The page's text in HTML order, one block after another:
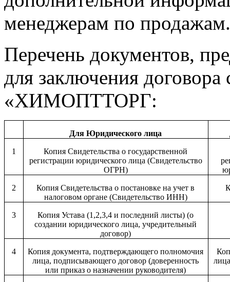
менеджерам по продажам.
Перечень документов,
для заключения
«ХИМОПТТОРГ:
Для Юридического лица
1
Копия Свидетельства о государственной
регистрации юридического лица (Свидетельство
ОГРН)
2
Копия Свидетельства о постановке на учет в
налоговом органе (Свидетельство ИНН)
3
Копия Устава (1,2,3,4 и последний листы) (о
создании юридического лица, учредительный
договор)
4
Копия документа, подтверждающего полномочия
лица, подписывающего договор (доверенность
или приказ о назначении руководителя)